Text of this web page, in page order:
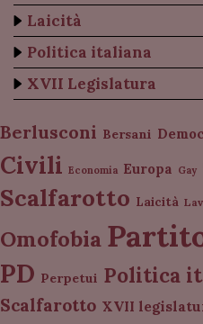
Laicità
Politica italiana
XVII Legislatura
Berlusconi Bersani
Civili Economia Europa Gay
Scalfarotto Laicità
Omofobia
PD Perpetui Politica
Scalfarotto XVII